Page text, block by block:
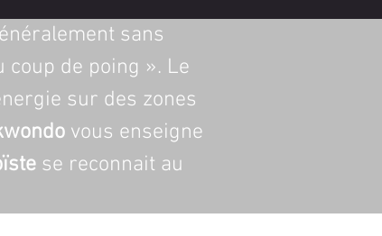
sans
de poing ». Le
sur des zones
vous enseigne
se reconnait au